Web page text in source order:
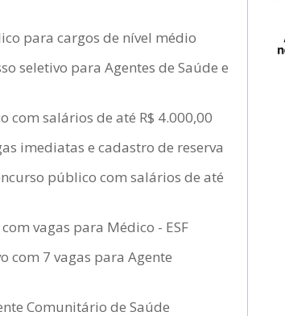
para cargos de nível médio
seletivo para Agentes de Saúde e
com salários de até R$ 4.000,00
imediatas e cadastro de reserva
público com salários de até
vagas para Médico - ESF
com 7 vagas para Agente
Comunitário de Saúde